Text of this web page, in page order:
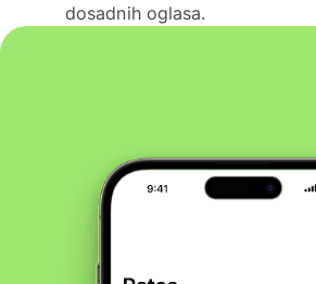
dosadnih oglasa.